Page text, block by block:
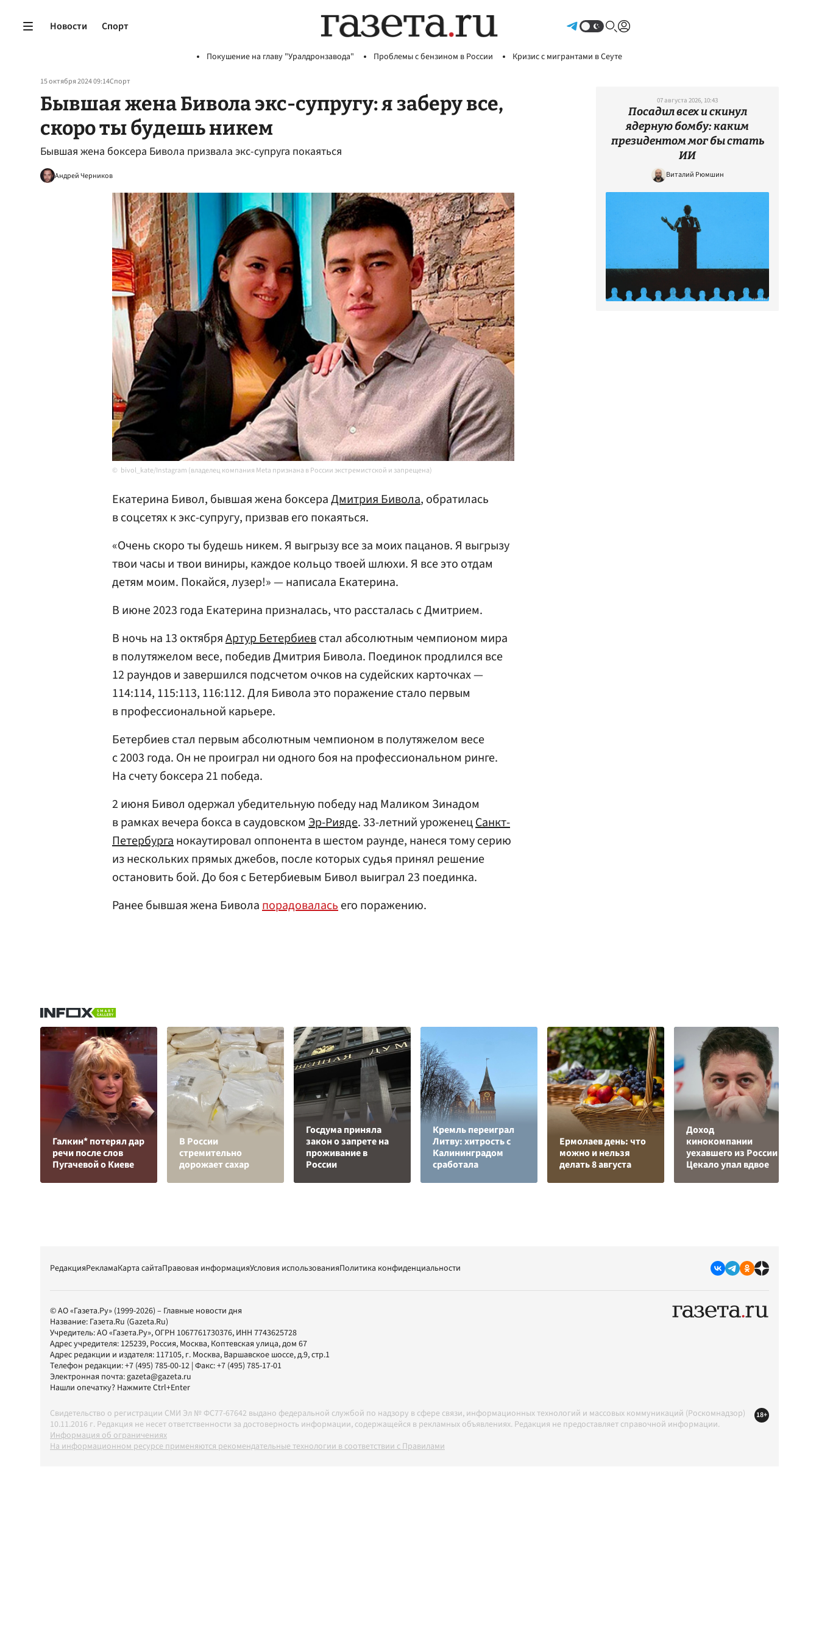
Новости Спорт
Покушение на главу "Уралдронзавода" Проблемы с бензином в России Кризис с мигрантами в Сеуте
15 октября 2024 09:14Спорт
Бывшая жена Бивола экс-супругу: я заберу все,
скоро ты будешь никем
Бывшая жена боксера Бивола призвала экс-супруга покаяться
Андрей Черников
bivol_kate/Instagram (владелец компания Meta признана в России экстремистской и запрещена)
Екатерина Бивол, бывшая жена боксераДмитрия Бивола, обратилась
в соцсетях к экс-супругу, призвав его покаяться.
«Очень скоро ты будешь никем. Я выгрызу все за моих пацанов. Я выгрызу
твои часы и твои виниры, каждое кольцо твоей шлюхи. Я все это отдам
детям моим. Покайся, лузер!» — написала Екатерина.
В июне 2023 года Екатерина призналась, что рассталась с Дмитрием.
В ночь на 13 октябряАртур Бетербиевстал абсолютным чемпионом мира
в полутяжелом весе, победив Дмитрия Бивола. Поединок продлился все
12 раундов и завершился подсчетом очков на судейских карточках —
114:114, 115:113, 116:112. Для Бивола это поражение стало первым
в профессиональной карьере.
Бетербиев стал первым абсолютным чемпионом в полутяжелом весе
с 2003 года. Он не проиграл ни одного боя на профессиональном ринге.
На счету боксера 21 победа.
2 июня Бивол одержал убедительную победу над Маликом Зинадом
в рамках вечера бокса в саудовском Эр-Рияде. 33-летний уроженецСанкт-
Петербурганокаутировал оппонента в шестом раунде, нанеся тому серию
из нескольких прямых джебов, после которых судья принял решение
остановить бой. До боя с Бетербиевым Бивол выиграл 23 поединка.
Ранее бывшая жена Биволапорадоваласьего поражению.
07 августа 2026, 10:43
Посадил всех и скинул
ядерную бомбу: каким
президентом мог бы стать
ИИ
Виталий Рюмшин
Галкин* потерял дар
речи после слов
Пугачевой о Киеве
В России
стремительно
дорожает сахар
Госдума приняла
закон о запрете на
проживание в
России
Кремль переиграл
Литву: хитрость с
Калининградом
сработала
Ермолаев день: что
можно и нельзя
делать 8 августа
Доход
кинокомпании
уехавшего из России
Цекало упал вдвое
РедакцияРекламаКарта сайтаПравовая информацияУсловия использованияПолитика конфиденциальности
© АО «Газета.Ру» (1999-2026) – Главные новости дня
Название: Газета.Ru (Gazeta.Ru)
Учредитель:АО «Газета.Ру», ОГРН 1067761730376, ИНН 7743625728
Адрес учредителя: 125239, Россия, Москва, Коптевская улица, дом 67
Адрес редакции и издателя: 117105, г. Москва, Варшавское шоссе, д.9, стр.1
Телефон редакции:+7 (495) 785-00-12 | Факс:+7 (495) 785-17-01
Электронная почта:gazeta@gazeta.ru
Нашли опечатку? Нажмите Ctrl+Enter
Свидетельство о регистрации СМИ Эл № ФС77-67642 выдано федеральной службой по надзору в сфере связи, информационных технологий и массовых коммуникаций (Роскомнадзор)
10.11.2016 г. Редакция не несет ответственности за достоверность информации, содержащейся в рекламных объявлениях. Редакция не предоставляет справочной информации.
Информация об ограничениях
На информационном ресурсе применяются рекомендательные технологии в соответствии с Правилами
18+